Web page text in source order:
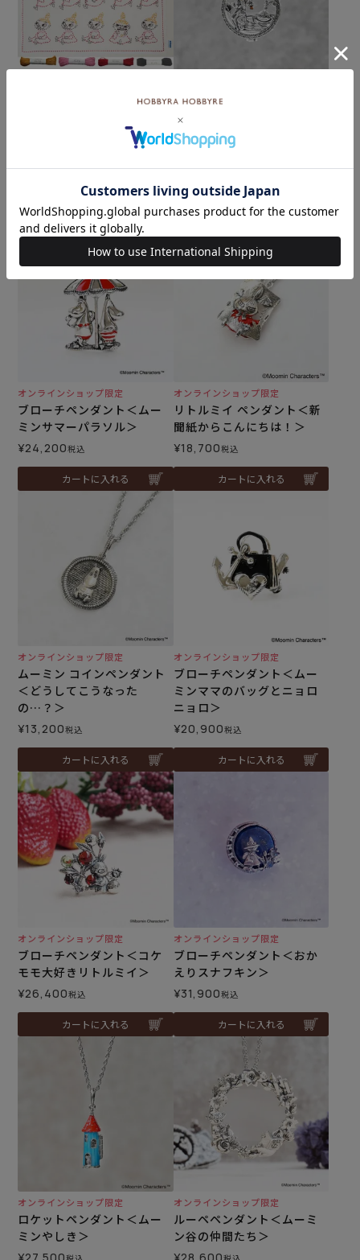
カートに入れる
リトルミイ ルーペペンダン
ト＜ムーミン谷の夏まつり
＞
カートに入れる
オンラインショップ限定
ブローチペンダント＜ムー
ミンサマーパラソル＞
¥24,200税込
カートに入れる
オンラインショップ限定
リトルミイ ペンダント＜新
聞紙からこんにちは！＞
¥18,700税込
カートに入れる
オンラインショップ限定
ムーミン コインペンダント
＜どうしてこうなった
の…？＞
¥13,200税込
カートに入れる
オンラインショップ限定
ブローチペンダント＜ムー
ミンママのバッグとニョロ
ニョロ＞
¥20,900税込
カートに入れる
オンラインショップ限定
ブローチペンダント＜コケ
モモ大好きリトルミイ＞
¥26,400税込
カートに入れる
オンラインショップ限定
ブローチペンダント＜おか
えりスナフキン＞
¥31,900税込
カートに入れる
オンラインショップ限定
ロケットペンダント＜ムー
ミンやしき＞
オンラインショップ限定
ルーペペンダント＜ムーミ
ン谷の仲間たち＞